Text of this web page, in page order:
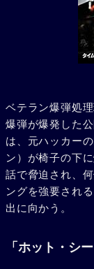
ベテラン爆弾処
爆弾が爆発した
は、元ハッカー
ン）が椅子の下
話で脅迫され、
ングを強要され
出に向かう。
「ホット・シ